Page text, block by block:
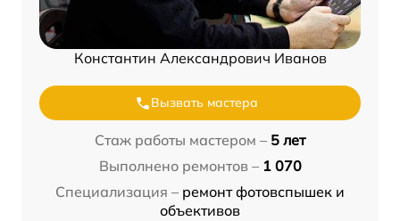
Константин Александрович Иванов
Вызвать мастера
Стаж работы мастером – 5 лет
Выполнено ремонтов – 1 070
Специализация – ремонт фотовспышек и
объективов